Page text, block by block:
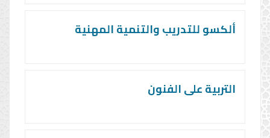
ألكسو للتدريب والتنمية المهنية
التربية على الفنون